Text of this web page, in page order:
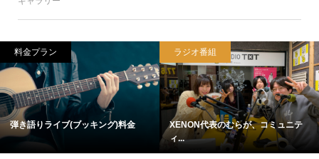
料金プラン
弾き語りライブ(ブッキング)料金
ラジオ番組
XENON代表のむらが、コミュニテ
ィ...